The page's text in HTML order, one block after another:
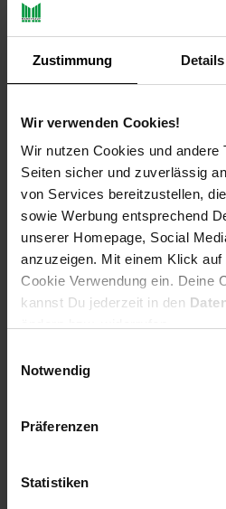
Zustimmung Details
Wir verwenden Cookies!
Wir nutzen Cookies und andere
Seiten sicher und zuverlässig
von Services bereitzustellen,
sowie Werbung entsprechend
unserer Homepage, Social
anzuzeigen. Mit einem Klick auf
Cookie Verwendung ein. Deine
kannst Du jederzeit in den
Notwendig
Präferenzen
Statistiken
Hemd verfügt über eine
das Design des Hemdes ab. Ob im
der Freizeit, dieses Hemd passt
aboutyou-titel: Hemd 'Greg'
ay-PFAS: PFAS Frei
ay-material: Obermaterial:
ay-material-eigenschaften:
ay-material1: keine Angabe
ay-passform schuh: keine
ay-pullover-materialart: kein
ay-schuh-acc material: kein
ay-schuhdetails: keine Angabe
ay-
ay-technologie jeans: keine
buegeln: Nicht bügeln
geschlechtvangraaf: Herren
material: 100% Baumwolle
material-fuellung-innenjacke: